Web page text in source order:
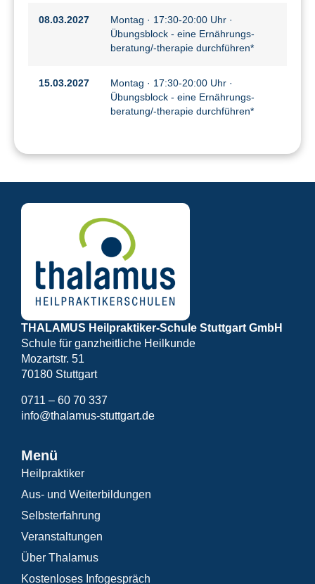
08.03.2027
Montag · 17:30-20:00 Uhr ·
Übungsblock - eine Ernährungs-
beratung/-therapie durchführen*
15.03.2027
Montag · 17:30-20:00 Uhr ·
Übungsblock - eine Ernährungs-
beratung/-therapie durchführen*
THALAMUS Heilpraktiker-Schule Stuttgart GmbH
Schule für ganzheitliche Heilkunde
Mozartstr. 51
70180 Stuttgart
0711 – 60 70 337
info@thalamus-stuttgart.de
Menü
Heilpraktiker
Aus- und Weiterbildungen
Selbsterfahrung
Veranstaltungen
Über Thalamus
Kostenloses Infogespräch